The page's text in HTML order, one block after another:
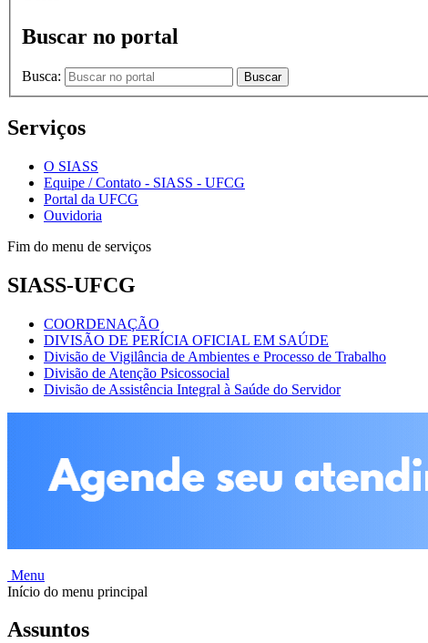
Buscar no portal
Busca: Buscar
Serviços
O SIASS
Equipe / Contato - SIASS - UFCG
Portal da UFCG
Ouvidoria
Fim do menu de serviços
SIASS-UFCG
COORDENAÇÃO
DIVISÃO DE PERÍCIA OFICIAL EM SAÚDE
Divisão de Vigilância de Ambientes e Processo de Trabalho
Divisão de Atenção Psicossocial
Divisão de Assistência Integral à Saúde do Servidor
Menu
Início do menu principal
Assuntos